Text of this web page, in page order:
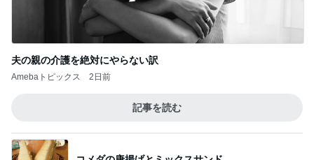
夫の親の介護を絶対にやらない訳
Amebaトピックス 2日前
記事を読む